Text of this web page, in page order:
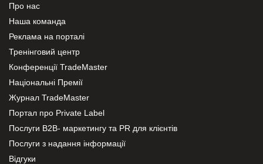
Про нас
Наша команда
Реклама на порталі
Тренінговий центр
Конференції TradeMaster
Національні Премії
Журнал TradeMaster
Портал про Private Label
Послуги В2В- маркетингу та PR для клієнтів
Послуги з надання інформації
Відгуки